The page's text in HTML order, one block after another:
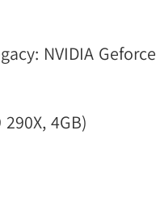
NVIDIA Geforce
4GB)